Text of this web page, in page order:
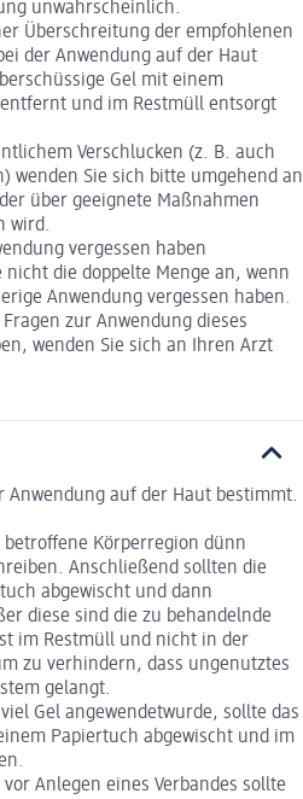
unwahrscheinlich.
Überschreitung der empfohlenen
der Anwendung auf der Haut
Gel mit einem
und im Restmüll entsorgt
Verschlucken (z. B. auch
wenden Sie sich bitte umgehend an
über geeignete Maßnahmen
wird.
vergessen haben
nicht die doppelte Menge an, wenn
Anwendung vergessen haben.
zur Anwendung dieses
wenden Sie sich an Ihren Arzt
Anwendung auf der Haut bestimmt.
betroffene Körperregion dünn
Anschließend sollten die
abgewischt und dann
diese sind die zu behandelnde
im Restmüll und nicht in der
zu verhindern, dass ungenutztes
gelangt.
Gel angewendetwurde, sollte das
Papiertuch abgewischt und im
Anlegen eines Verbandes sollte